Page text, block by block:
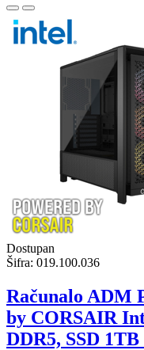
Dostupan
Šifra: 019.100.036
Računalo ADM
by CORSAIR
DDR5, SSD